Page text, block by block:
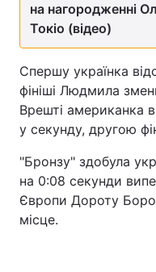
на нагородженні
Токіо (відео)
Спершу українка
фініші Людмила
Врешті американка
у секунду, другою
"Бронзу" здобула
на 0:08 секунди
Європи Дороту
місце.